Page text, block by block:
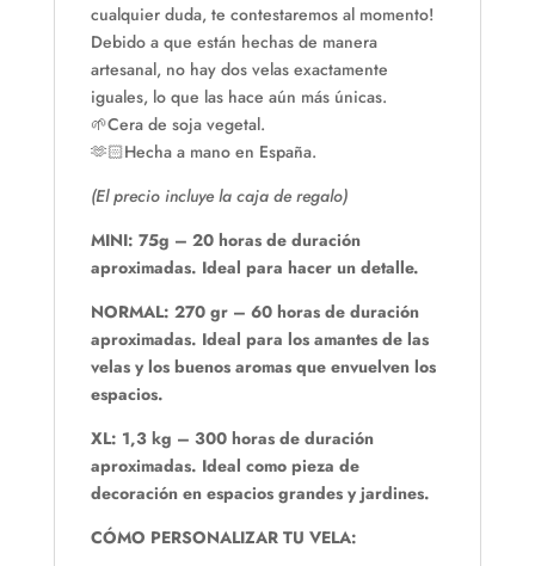
cualquier duda, te contestaremos al momento!
Debido a que están hechas de manera
artesanal, no hay dos velas exactamente
iguales, lo que las hace aún más únicas.
🌱Cera de soja vegetal.
🫶🏻Hecha a mano en España.
(El precio incluye la caja de regalo)
MINI: 75g – 20 horas de duración
aproximadas. Ideal para hacer un detalle.
NORMAL: 270 gr – 60 horas de duración
aproximadas. Ideal para los amantes de las
velas y los buenos aromas que envuelven los
espacios.
XL: 1,3 kg – 300 horas de duración
aproximadas. Ideal como pieza de
decoración en espacios grandes y jardines.
CÓMO PERSONALIZAR TU VELA: